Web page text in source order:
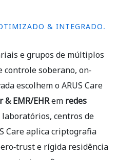
& INTEGRADO.
e grupos de múltiplos
soberano, on-
escolhem o ARUS Care
EMR/EHRemredes
centros de
Care aplica criptografia
trust e rígida residência